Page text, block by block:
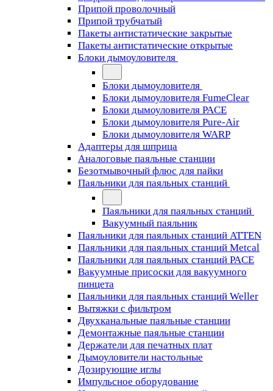
Припой проволочный
Припой трубчатый
Пакеты антистатические закрытые
Пакеты антистатические открытые
Блоки дымоуловителя
Блоки дымоуловителя
Блоки дымоуловителя FumeClear
Блоки дымоуловителя PACE
Блоки дымоуловителя Pure-Air
Блоки дымоуловителя WARP
Адаптеры для шприца
Аналоговые паяльные станции
Безотмывочный флюс для пайки
Паяльники для паяльных станций
Паяльники для паяльных станций
Вакуумный паяльник
Паяльники для паяльных станций ATTEN
Паяльники для паяльных станций Metcal
Паяльники для паяльных станций PACE
Вакуумные присоски для вакуумного
пинцета
Паяльники для паяльных станций Weller
Вытяжки с фильтром
Двухканальные паяльные станции
Демонтажные паяльные станции
Держатели для печатных плат
Дымоуловители настольные
Дозирующие иглы
Импульсное оборудование